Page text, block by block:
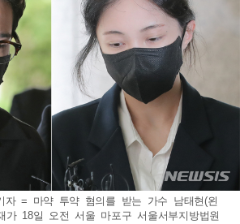
자 = 마약 투약 혐의를 받는 가수 남태현(왼
가 18일 오전 서울 마포구 서울서부지방법원